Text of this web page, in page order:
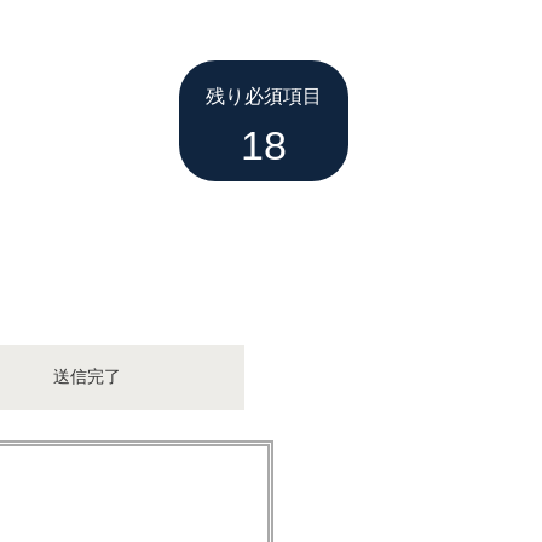
残り必須項目
18
送信完了